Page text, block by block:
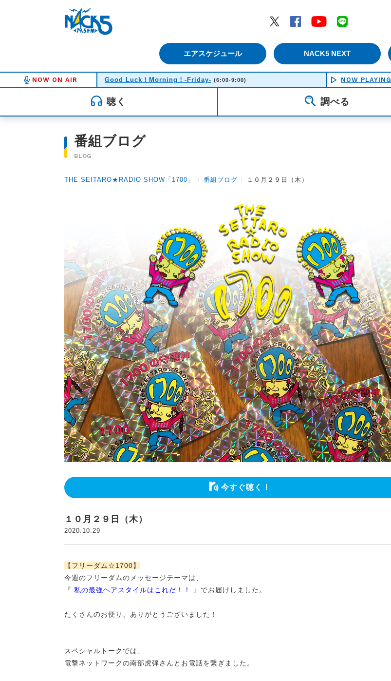
Twitter
Facebook YouTube
エアスケジュール NACK5 NEXT
NOW ON AIR Good Luck！Morning！-Friday- (6:00-9:00) NOW PLAYING
聴く 調べる
番組ブログ
BLOG
THE SEITARO★RADIO SHOW「1700」 〉 番組ブログ 〉 １０月２９日（木）
今すぐ聴く！
１０月２９日（木）
2020.10.29
【フリーダム☆1700】
今週のフリーダムのメッセージテーマは、
『 私の最強ヘアスタイルはこれだ！！ 』でお届けしました。
たくさんのお便り、ありがとうございました！
スペシャルトークでは、
電撃ネットワークの南部虎弾さんとお電話を繋ぎました。